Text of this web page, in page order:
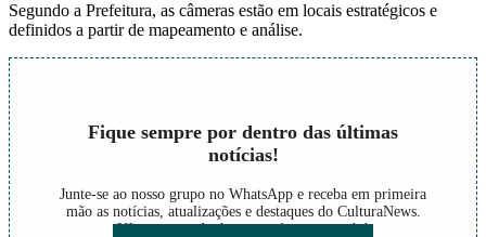
Segundo a Prefeitura, as câmeras estão em locais estratégicos e
definidos a partir de mapeamento e análise.
Fique sempre por dentro das últimas
notícias!
Junte-se ao nosso grupo no WhatsApp e receba em primeira
mão as notícias, atualizações e destaques do CulturaNews.
Não perca nada do que está acontecendo!